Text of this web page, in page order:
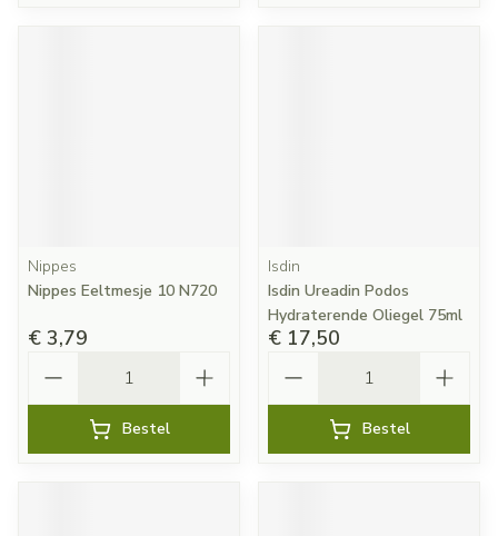
Nippes
Nippes Eeltmesje 10 N720
€ 3,79
Bestel
Isdin
Isdin Ureadin Podos
Hydraterende Oliegel 75ml
€ 17,50
Bestel